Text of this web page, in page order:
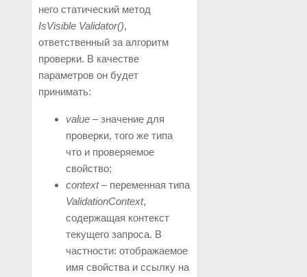
него статический метод
IsVisible Validator(),
ответственный за алгоритм
проверки. В качестве
параметров он будет
принимать:
value– значение для
проверки, того же типа
что и проверяемое
свойство;
context– переменная типа
ValidationContext,
содержащая контекст
текущего запроса. В
частности: отображаемое
имя свойства и ссылку на